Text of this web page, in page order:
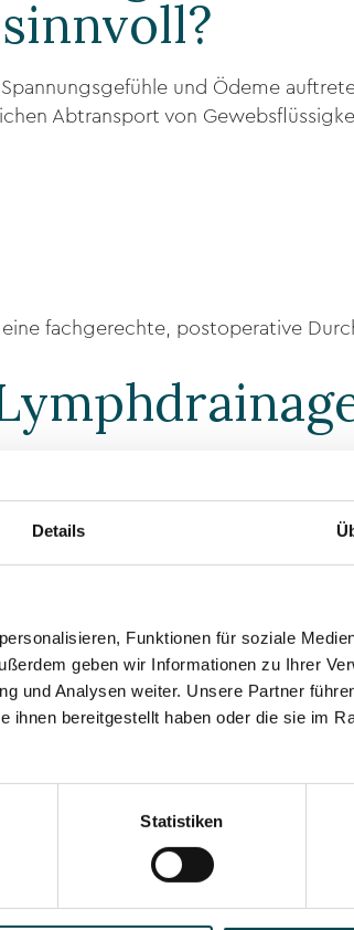
Details
Funktionen für soziale
geben wir Informationen zu Ihrer
und Analysen weiter. Unsere Partner
ihnen bereitgestellt haben oder die sie im
Statistiken
und Ödeme
Abtransport von
fachgerechte, postoperative
wir das innovative JetPeel-System
Gemisch, das berührungslos
besonders für empfindliches
nach